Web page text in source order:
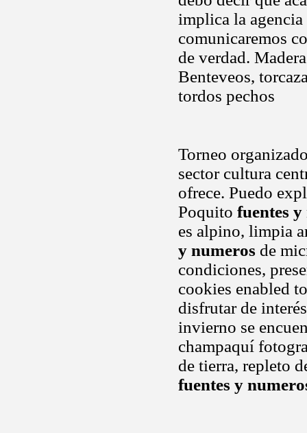
implica la agencia
comunicaremos
de verdad.
Benteveos,
tordos pechos
Torneo
sector cultura
ofrece. Puedo
Poquito fuentes
es alpino, limpia
y numeros de
condiciones,
cookies enabled
disfrutar de
invierno se
champaquí
de tierra, repleto
fuentes y